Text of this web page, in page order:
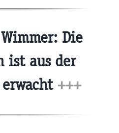
Die
ist aus der
+++